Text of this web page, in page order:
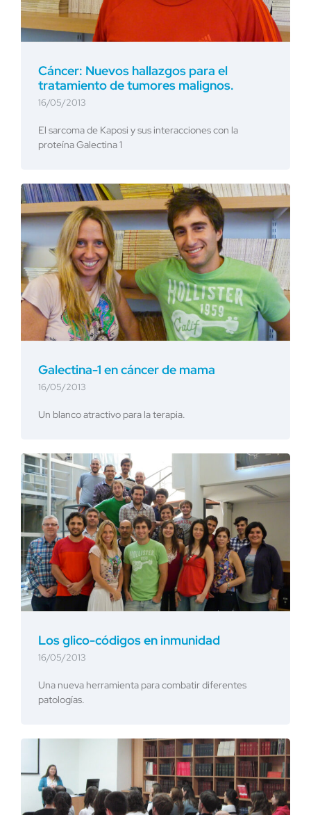
Cáncer: Nuevos hallazgos para el
tratamiento de tumores malignos.
16/05/2013
El sarcoma de Kaposi y sus interacciones con la
proteína Galectina 1
Galectina-1 en cáncer de mama
16/05/2013
Un blanco atractivo para la terapia.
Los glico-códigos en inmunidad
16/05/2013
Una nueva herramienta para combatir diferentes
patologías.